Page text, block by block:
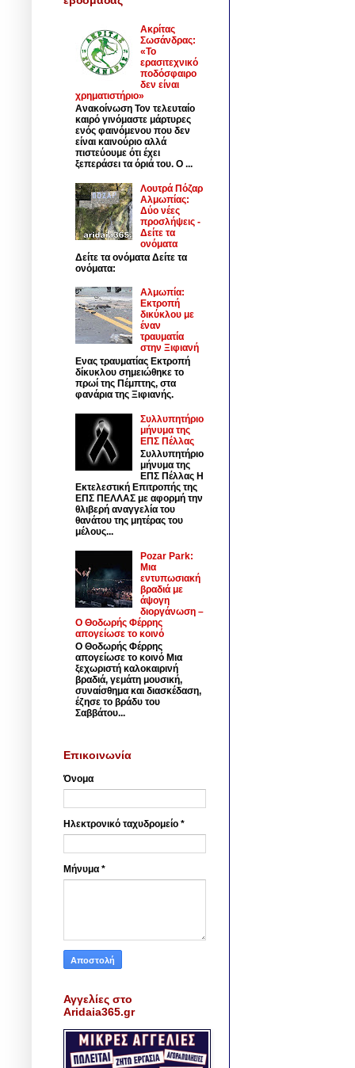
Ακρίτας
Σωσάνδρας:
«Το
ερασιτεχνικό
ποδόσφαιρο
δεν είναι
χρηματιστήριο»
Ανακοίνωση Τον τελευταίο
καιρό γινόμαστε μάρτυρες
ενός φαινόμενου που δεν
είναι καινούριο αλλά
πιστεύουμε ότι έχει
ξεπεράσει τα όριά του. Ο ...
Λουτρά Πόζαρ
Αλμωπίας:
Δύο νέες
προσλήψεις -
Δείτε τα
ονόματα
Δείτε τα ονόματα Δείτε τα
ονόματα:
Αλμωπία:
Εκτροπή
δικύκλου με
έναν
τραυματία
στην Ξιφιανή
Ενας τραυματίας Εκτροπή
δίκυκλου σημειώθηκε το
πρωί της Πέμπτης, στα
φανάρια της Ξιφιανής.
Συλλυπητήριο
μήνυμα της
ΕΠΣ Πέλλας
Συλλυπητήριο
μήνυμα της
ΕΠΣ Πέλλας Η
Εκτελεστική Επιτροπής της
ΕΠΣ ΠΕΛΛΑΣ με αφορμή την
θλιβερή αναγγελία του
θανάτου της μητέρας του
μέλους...
Pozar Park:
Μια
εντυπωσιακή
βραδιά με
άψογη
διοργάνωση –
Ο Θοδωρής Φέρρης
απογείωσε το κοινό
Ο Θοδωρής Φέρρης
απογείωσε το κοινό Μια
ξεχωριστή καλοκαιρινή
βραδιά, γεμάτη μουσική,
συναίσθημα και διασκέδαση,
έζησε το βράδυ του
Σαββάτου...
Επικοινωνία
Όνομα
Ηλεκτρονικό ταχυδρομείο *
Μήνυμα *
Αγγελίες στο
Aridaia365.gr